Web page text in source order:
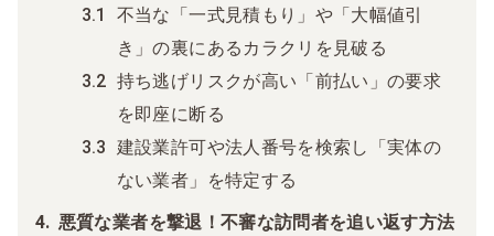
不当な「一式見積もり」や「大幅値引
き」の裏にあるカラクリを見破る
持ち逃げリスクが高い「前払い」の要求
を即座に断る
建設業許可や法人番号を検索し「実体の
ない業者」を特定する
悪質な業者を撃退！不審な訪問者を追い返す方法